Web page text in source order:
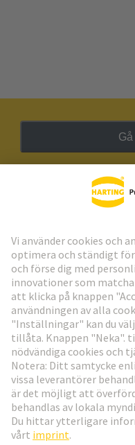
HARTING:s nyhetsbrev
Gå till registrering
Social Media
Sverige